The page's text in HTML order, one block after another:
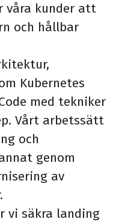
våra kunder att
och hållbar
Kubernetes
med tekniker
Vårt arbetssätt
och
genom
av
vi säkra landing